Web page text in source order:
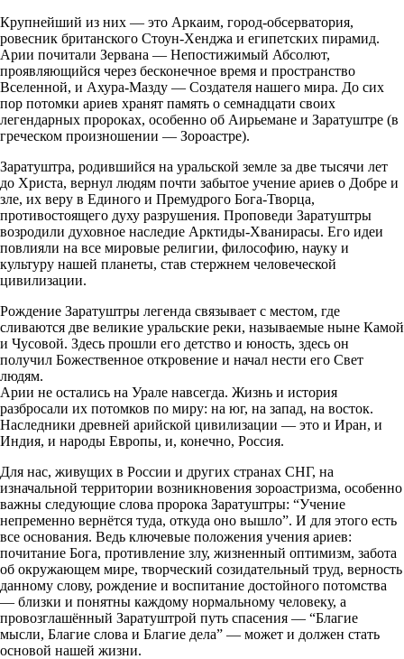
Крупнейший из них — это Аркаим, город-обсерватория,
ровесник британского Стоун-Хенджа и египетских пирамид.
Арии почитали Зервана — Непостижимый Абсолют,
проявляющийся через бесконечное время и пространство
Вселенной, и Ахура-Мазду — Создателя нашего мира. До сих
пор потомки ариев хранят память о семнадцати своих
легендарных пророках, особенно об Аирьемане и Заратуштре (в
греческом произношении — Зороастре).
Заратуштра, родившийся на уральской земле за две тысячи лет
до Христа, вернул людям почти забытое учение ариев о Добре и
зле, их веру в Единого и Премудрого Бога-Творца,
противостоящего духу разрушения. Проповеди Заратуштры
возродили духовное наследие Арктиды-Хванирасы. Его идеи
повлияли на все мировые религии, философию, науку и
культуру нашей планеты, став стержнем человеческой
цивилизации.
Рождение Заратуштры легенда связывает с местом, где
сливаются две великие уральские реки, называемые ныне Камой
и Чусовой. Здесь прошли его детство и юность, здесь он
получил Божественное откровение и начал нести его Свет
людям.
Арии не остались на Урале навсегда. Жизнь и история
разбросали их потомков по миру: на юг, на запад, на восток.
Наследники древней арийской цивилизации — это и Иран, и
Индия, и народы Европы, и, конечно, Россия.
Для нас, живущих в России и других странах СНГ, на
изначальной территории возникновения зороастризма, особенно
важны следующие слова пророка Заратуштры: “Учение
непременно вернётся туда, откуда оно вышло”. И для этого есть
все основания. Ведь ключевые положения учения ариев:
почитание Бога, противление злу, жизненный оптимизм, забота
об окружающем мире, творческий созидательный труд, верность
данному слову, рождение и воспитание достойного потомства
— близки и понятны каждому нормальному человеку, а
провозглашённый Заратуштрой путь спасения — “Благие
мысли, Благие слова и Благие дела” — может и должен стать
основой нашей жизни.